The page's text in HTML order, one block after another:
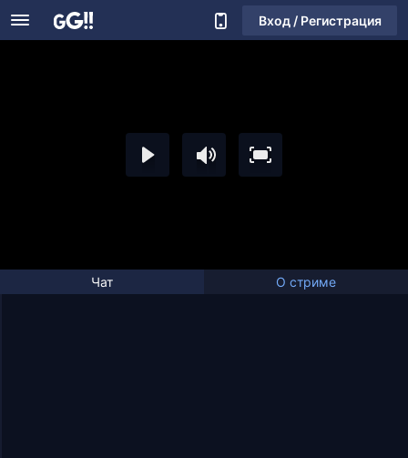
Вход / Регистрация
Чат О стриме